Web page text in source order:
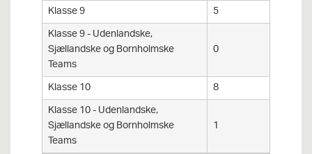
Klasse 9
5
Klasse 9 - Udenlandske,
Sjællandske og Bornholmske
Teams
0
Klasse 10
8
Klasse 10 - Udenlandske,
Sjællandske og Bornholmske
Teams
1